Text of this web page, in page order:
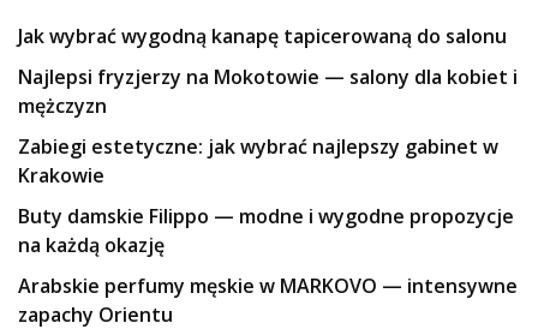
Jak wybrać wygodną kanapę tapicerowaną do salonu
Najlepsi fryzjerzy na Mokotowie — salony dla kobiet i
mężczyzn
Zabiegi estetyczne: jak wybrać najlepszy gabinet w
Krakowie
Buty damskie Filippo — modne i wygodne propozycje
na każdą okazję
Arabskie perfumy męskie w MARKOVO — intensywne
zapachy Orientu